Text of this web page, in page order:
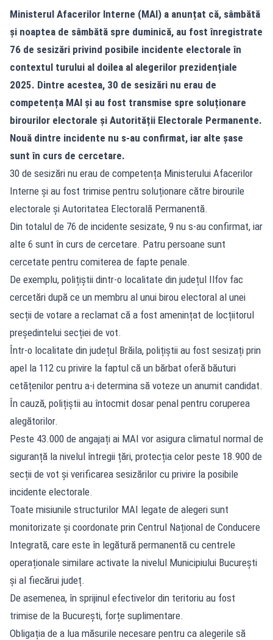
Ministerul Afacerilor Interne (MAI) a anunțat că, sâmbătă
și noaptea de sâmbătă spre duminică, au fost înregistrate
76 de sesizări privind posibile incidente electorale în
contextul turului al doilea al alegerilor prezidențiale
2025. Dintre acestea, 30 de sesizări nu erau de
competența MAI și au fost transmise spre soluționare
birourilor electorale și Autorității Electorale Permanente.
Nouă dintre incidente nu s-au confirmat, iar alte șase
sunt în curs de cercetare.
30 de sesizări nu erau de competența Ministerului Afacerilor
Interne și au fost trimise pentru soluționare către birourile
electorale și Autoritatea Electorală Permanentă.
Din totalul de 76 de incidente sesizate, 9 nu s-au confirmat, iar
alte 6 sunt în curs de cercetare. Patru persoane sunt
cercetate pentru comiterea de fapte penale.
De exemplu, polițiștii dintr-o localitate din județul Ilfov fac
cercetări după ce un membru al unui birou electoral al unei
secții de votare a reclamat că a fost amenințat de locțiitorul
președintelui secției de vot.
Într-o localitate din județul Brăila, polițiștii au fost sesizați prin
apel la 112 cu privire la faptul că un bărbat oferă băuturi
cetățenilor pentru a-i determina să voteze un anumit candidat.
În cauză, polițiștii au întocmit dosar penal pentru coruperea
alegătorilor.
Peste 43.000 de angajați ai MAI vor asigura climatul normal de
siguranță la nivelul întregii țări, protecția celor peste 18.900 de
secții de vot și verificarea sesizărilor cu privire la posibile
incidente electorale.
Toate misiunile structurilor MAI legate de alegeri sunt
monitorizate și coordonate prin Centrul Național de Conducere
Integrată, care este în legătură permanentă cu centrele
operaționale similare activate la nivelul Municipiului București
și al fiecărui județ.
De asemenea, în sprijinul efectivelor din teritoriu au fost
trimise de la București, forțe suplimentare.
Obligația de a lua măsurile necesare pentru ca alegerile să